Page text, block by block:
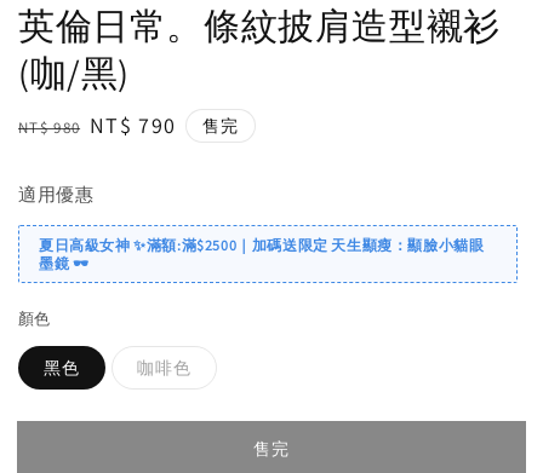
英倫日常。條紋披肩造型襯衫
(咖/黑)
Regular
NT$ 980 Sale
NT$ 790 售完
適用優惠
夏日高級女神 ✨滿額:滿$2500｜加碼送限定 天生顯瘦：顯臉小貓眼
墨鏡 🕶️
顏色
黑色 咖啡色
售完